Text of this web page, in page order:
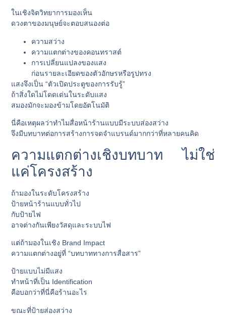
ในเชิงจิตวิทยาการมองเห็น
ดวงตาของมนุษย์จะตอบสนองต่อ
ความสว่าง
ความแตกต่างของคอนทราสต์
การเปลี่ยนแปลงของแสง
ก่อนรายละเอียดของตัวอักษรหรือรูปทรง
แสงจึงเป็น “ตัวเปิดประตูของการรับรู้”
ถ้าสิ่งใดไม่โดดเด่นในระดับแสง
สมองมักจะมองข้ามโดยอัตโนมัติ
นี่คือเหตุผลว่าทำไมสื่อหน้าร้านแบบมีระบบส่องสว่าง
จึงมีบทบาทต่อการสร้างการจดจำแบรนด์มากกว่าที่หลายคนคิด
ความแตกต่างเชิงบทบาท ไม่ใช่
แค่โครงสร้าง
ถ้ามองในระดับโครงสร้าง
ป้ายหน้าร้านแบบทั่วไป
กับป้ายไฟ
อาจต่างกันเพียงวัสดุและระบบไฟ
แต่ถ้ามองในเชิง Brand Impact
ความแตกต่างอยู่ที่ “บทบาททางการสื่อสาร”
ป้ายแบบไม่มีแสง
ทำหน้าที่เป็น Identification
คือบอกว่าที่นี่คือร้านอะไร
ขณะที่ป้ายส่องสว่าง